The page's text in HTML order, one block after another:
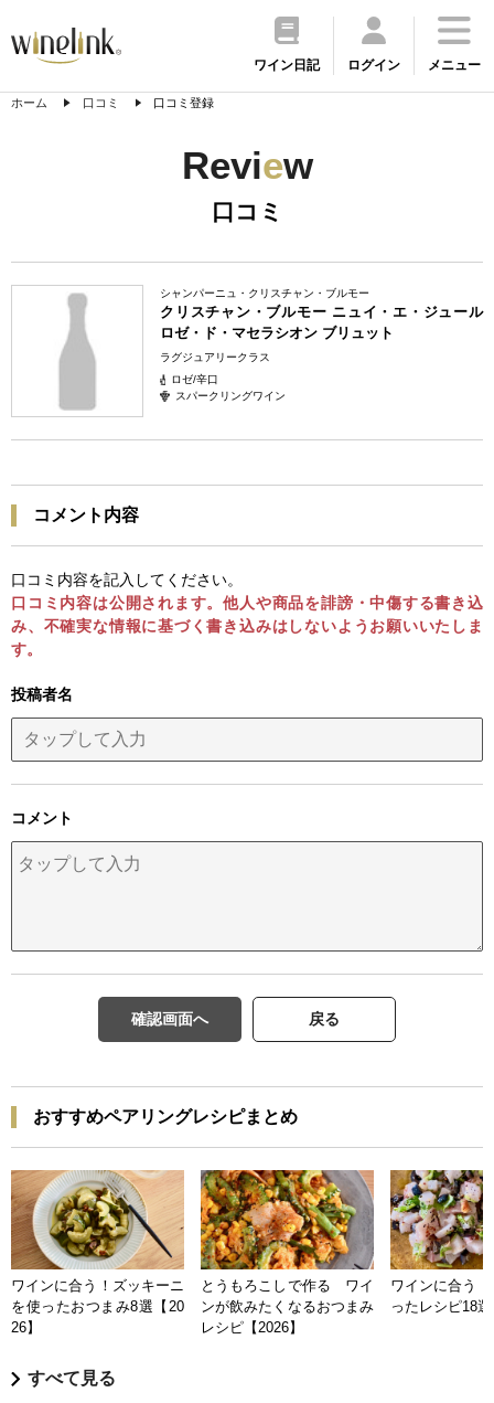
ワイン日記 ログイン メニュー
ホーム 口コミ 口コミ登録
Review
口コミ
シャンパーニュ・クリスチャン・ブルモー
クリスチャン・ブルモー ニュイ・エ・ジュール
ロゼ・ド・マセラシオン ブリュット
ラグジュアリークラス
ロゼ/辛口
スパークリングワイン
コメント内容
口コミ内容を記入してください。
口コミ内容は公開されます。他人や商品を誹謗・中傷する書き込
み、不確実な情報に基づく書き込みはしないようお願いいたしま
す。
投稿者名
コメント
確認画面へ 戻る
おすすめペアリングレシピまとめ
ワインに合う！ズッキーニ
を使ったおつまみ8選【20
26】
とうもろこしで作る ワイ
ンが飲みたくなるおつまみ
レシピ【2026】
ワインに合う
ったレシピ18
すべて見る